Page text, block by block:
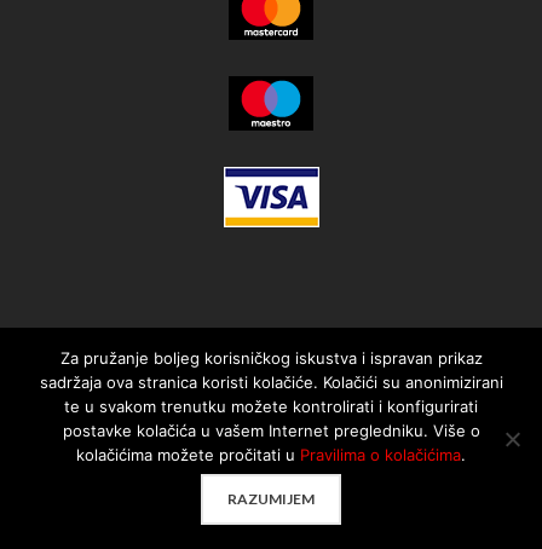
© 2021. MotorMania | Sva prava pridržana | Pravila korištenja
Za pružanje boljeg korisničkog iskustva i ispravan prikaz
sadržaja ova stranica koristi kolačiće. Kolačići su anonimizirani
te u svakom trenutku možete kontrolirati i konfigurirati
postavke kolačića u vašem Internet pregledniku. Više o
kolačićima možete pročitati u Pravilima o kolačićima.
RAZUMIJEM